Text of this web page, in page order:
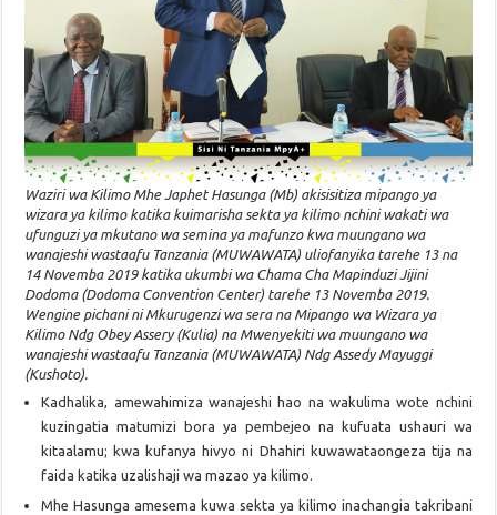
Waziri wa Kilimo Mhe Japhet Hasunga (Mb) akisisitiza mipango ya
wizara ya kilimo katika kuimarisha sekta ya kilimo nchini wakati wa
ufunguzi ya mkutano wa semina ya mafunzo kwa muungano wa
wanajeshi wastaafu Tanzania (MUWAWATA) uliofanyika tarehe 13 na
14 Novemba 2019 katika ukumbi wa Chama Cha Mapinduzi Jijini
Dodoma (Dodoma Convention Center) tarehe 13 Novemba 2019.
Wengine pichani ni Mkurugenzi wa sera na Mipango wa Wizara ya
Kilimo Ndg Obey Assery (Kulia) na Mwenyekiti wa muungano wa
wanajeshi wastaafu Tanzania (MUWAWATA) Ndg Assedy Mayuggi
(Kushoto).
Kadhalika, amewahimiza wanajeshi hao na wakulima wote nchini
kuzingatia matumizi bora ya pembejeo na kufuata ushauri wa
kitaalamu; kwa kufanya hivyo ni Dhahiri kuwawataongeza tija na
faida katika uzalishaji wa mazao ya kilimo.
Mhe Hasunga amesema kuwa sekta ya kilimo inachangia takribani